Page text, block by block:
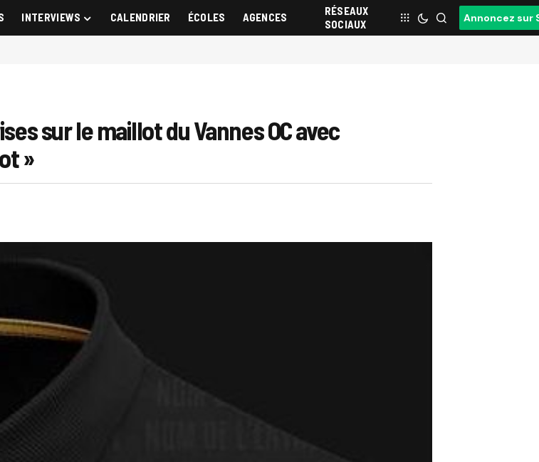
INTERVIEWS CALENDRIER ÉCOLES AGENCES
RÉSEAUX
SOCIAUX
Annoncez sur
sur le maillot du Vannes OC avec
»